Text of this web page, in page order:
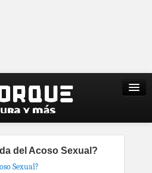
del Acoso Sexual?